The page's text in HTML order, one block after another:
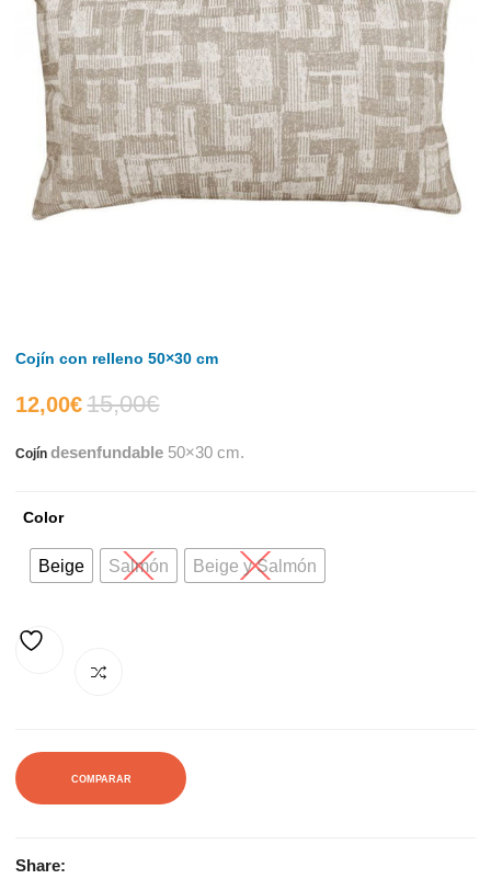
CERÁMICOS)
Cojín con relleno 50×30 cm
12,00€El
precio
es:
15,00€El
precio
era:
Cojín desenfundable 50×30 cm.
Color
Beige Salmón Beige y Salmón
COMPARAR
Share: